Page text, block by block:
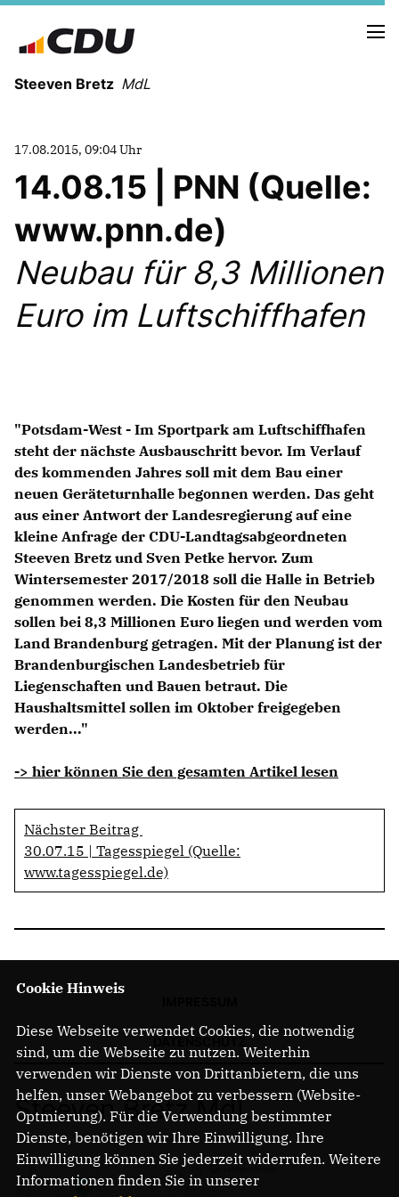
Steeven Bretz MdL
VITA
WAHLKREISBESUCHE
PRESSEFOTOS
MEIN BÜRGERBÜRO
Kleine Anfragen
CDU Deutschland
CDU Fraktion im Brandenburger Landtag
CDU Brandenburg
CDU Potsdam
17.08.2015, 09:04 Uhr
14.08.15 | PNN (Quelle:
www.pnn.de)
Neubau für 8,3 Millionen
Euro im Luftschiffhafen
"Potsdam-West - Im Sportpark am Luftschiffhafen
steht der nächste Ausbauschritt bevor. Im Verlauf
des kommenden Jahres soll mit dem Bau einer
neuen Geräteturnhalle begonnen werden. Das geht
aus einer Antwort der Landesregierung auf eine
kleine Anfrage der CDU-Landtagsabgeordneten
Steeven Bretz und Sven Petke hervor. Zum
Wintersemester 2017/2018 soll die Halle in Betrieb
genommen werden. Die Kosten für den Neubau
sollen bei 8,3 Millionen Euro liegen und werden vom
Land Brandenburg getragen. Mit der Planung ist der
Brandenburgischen Landesbetrieb für
Liegenschaften und Bauen betraut. Die
Haushaltsmittel sollen im Oktober freigegeben
werden..."
-> hier können Sie den gesamten Artikel lesen
Nächster Beitrag
30.07.15 | Tagesspiegel (Quelle:
www.tagesspiegel.de)
Steeven Bretz MdL
Cookie Hinweis
Diese Webseite verwendet Cookies, die notwendig
sind, um die Webseite zu nutzen. Weiterhin
verwenden wir Dienste von Drittanbietern, die uns
helfen, unser Webangebot zu verbessern (Website-
Optmierung). Für die Verwendung bestimmter
Dienste, benötigen wir Ihre Einwilligung. Ihre
Einwilligung können Sie jederzeit widerrufen. Weitere
Informationen finden Sie in unserer